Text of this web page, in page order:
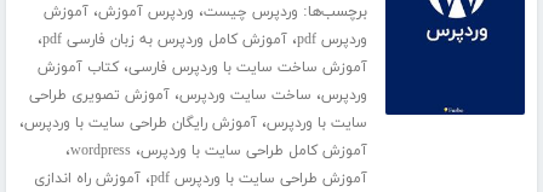
برچسب‌ها: وردپرس چیست، وردپرس آموزش،آموزش
وردپرس pdf
،آموزش کامل وردپرس به زبان فارسی pdf ،
آموزش ساخت سایت با وردپرس فارسی،کتاب آموزش
وردپرس، ساخت سایت وردپرس،آموزش تصویری طراحی
سایت با وردپرس،آموزش رایگان طراحی سایت با وردپرس،
آموزش کامل طراحی سایت با وردپرس،wordpress،
آموزش طراحی سایت با وردپرس pdf ،آموزش راه اندازی